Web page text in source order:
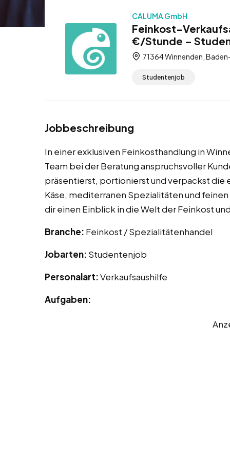
CALUMA GmbH
Feinkost-
€/Stunde –
71364 Winnenden,
Studentenjob
Jobbeschreibung
In einer exklusiven Feinkosthandlung in
Team bei der Beratung anspruchsvoller
präsentierst, portionierst und verpackst die
Käse, mediterranen Spezialitäten und
dir einen Einblick in die Welt der Feinkost
Branche: Feinkost / Spezialitätenhandel
Jobarten: Studentenjob
Personalart:Verkaufsaushilfe
Aufgaben: